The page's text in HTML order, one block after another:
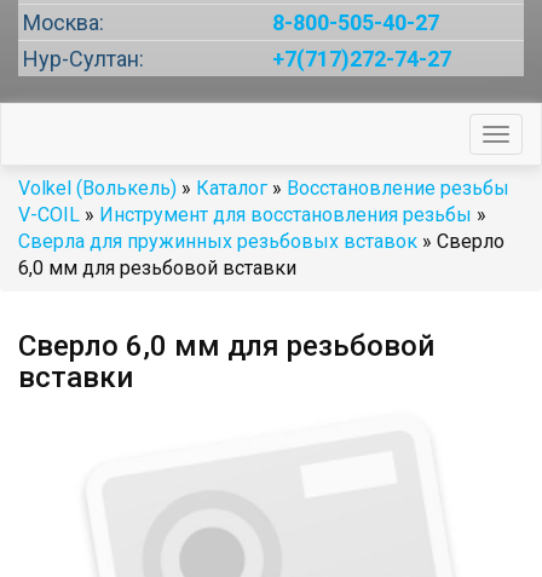
Москва:
8-800-505-40-27
Нур-Султан:
+7(717)272-74-27
Volkel (Волькель) » Каталог » Восстановление резьбы
V-COIL » Инструмент для восстановления резьбы »
Сверла для пружинных резьбовых вставок » Сверло
6,0 мм для резьбовой вставки
Сверло 6,0 мм для резьбовой
вставки